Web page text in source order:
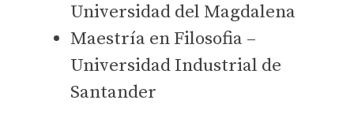
Universidad del Magdalena
Maestría en Filosofia –
Universidad Industrial de
Santander